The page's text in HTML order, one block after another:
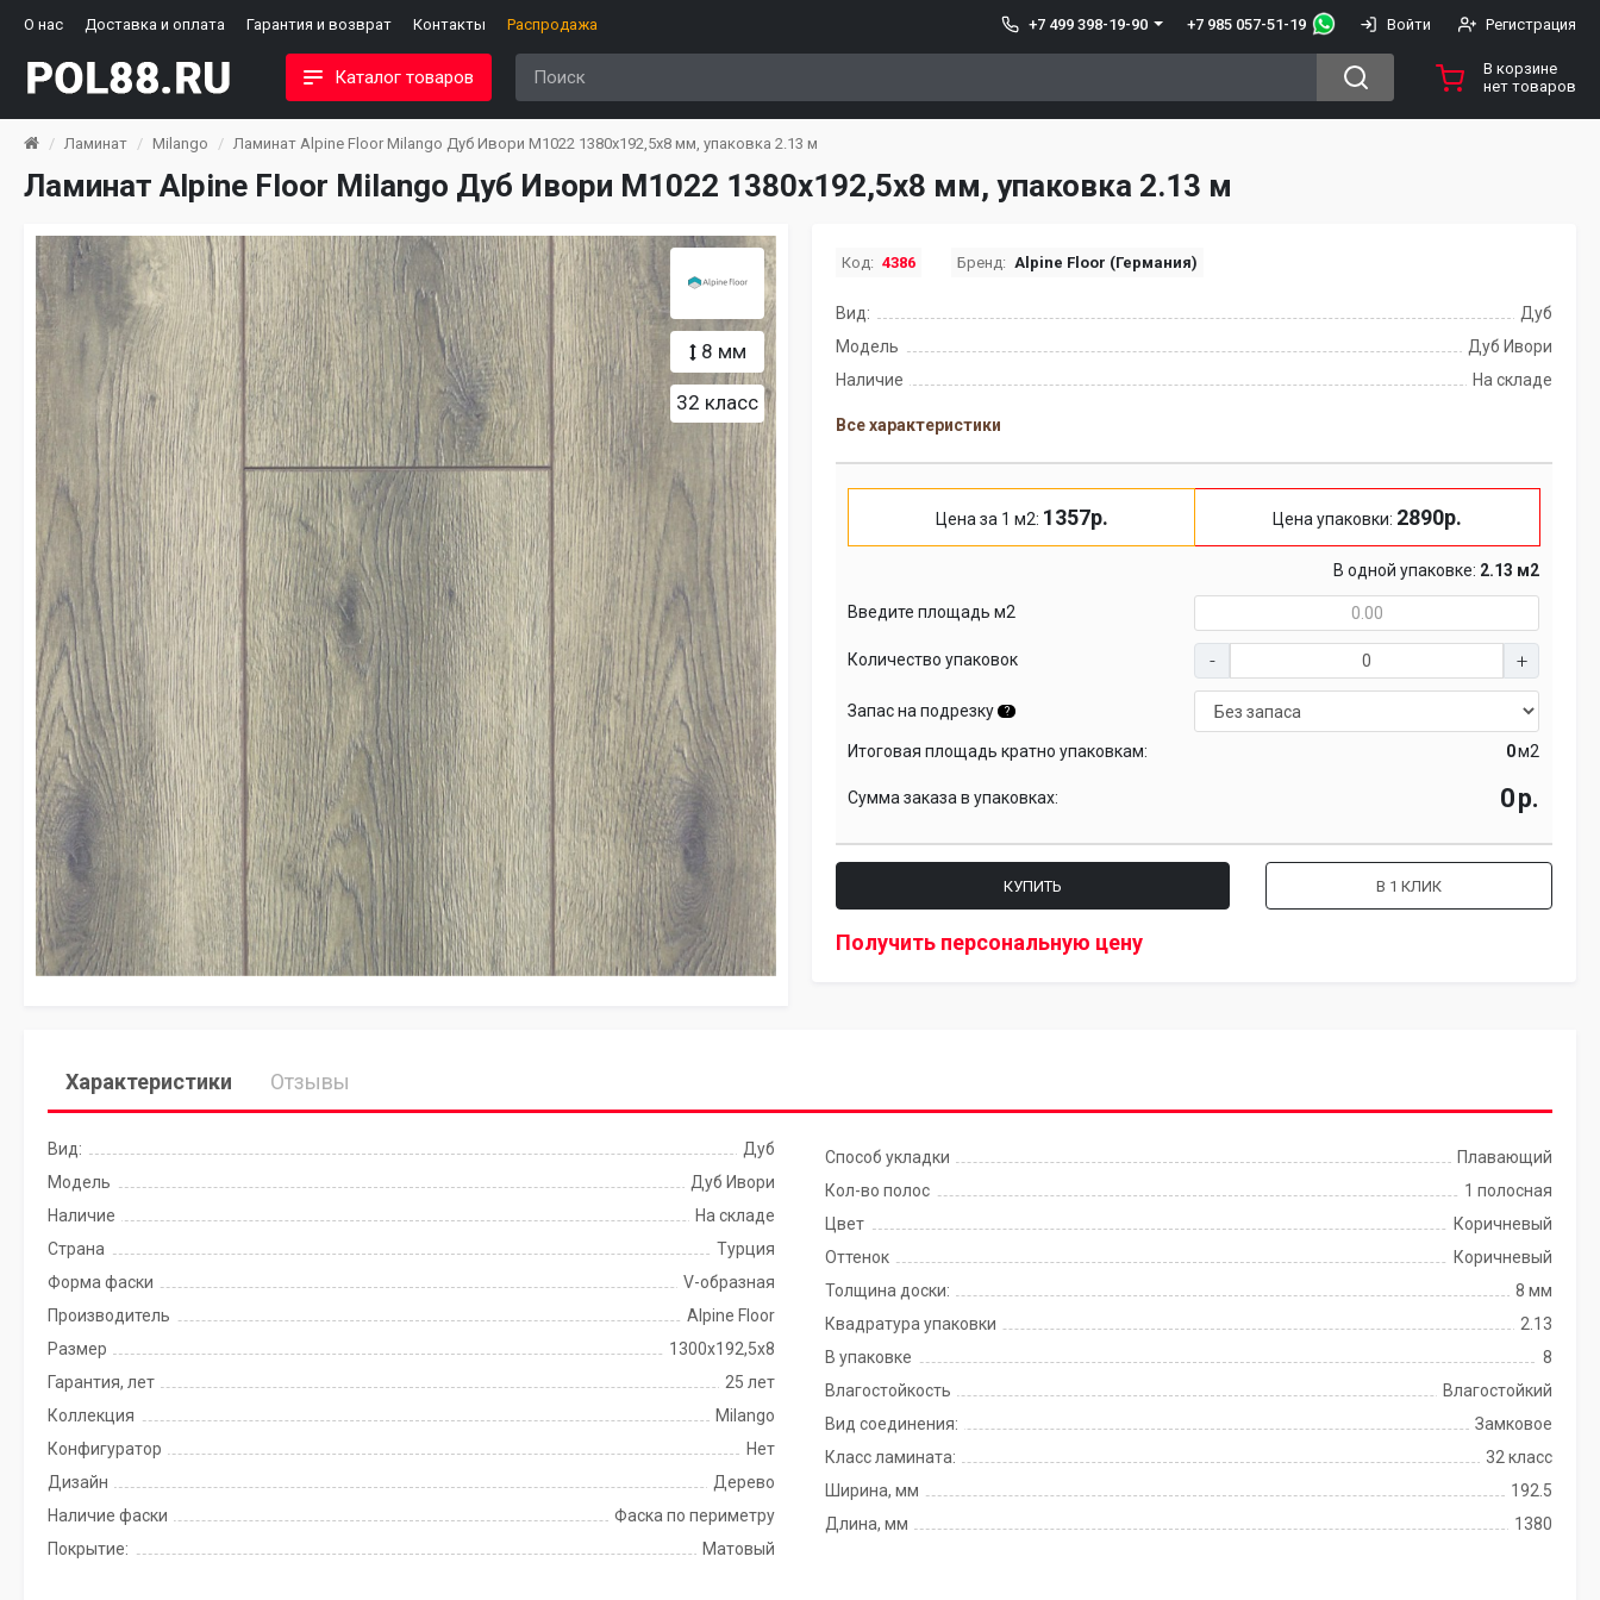
О нас Доставка и оплата Гарантия и возврат Контакты Распродажа +7 499 398-19-90 +7 985 057-51-19 Войти Регистрация
Каталог товаров
В корзине
нет товаров
Ламинат Milango Ламинат Alpine Floor Milango Дуб Ивори M1022 1380х192,5х8 мм, упаковка 2.13 м
Ламинат Alpine Floor Milango Дуб Ивори M1022 1380х192,5х8 мм, упаковка 2.13 м
8 мм
32 класс
Код: 4386 Бренд: Alpine Floor (Германия)
Вид:
Дуб
Модель
Дуб Ивори
Наличие
На складе
Все характеристики
Цена за 1 м2: 1357р. Цена упаковки: 2890р.
В одной упаковке: 2.13 м2
Введите площадь м2
Количество упаковок
Запас на подрезку ?
Итоговая площадь кратно упаковкам: м2
Сумма заказа в упаковках: р.
КУПИТЬ В 1 КЛИК
Получить персональную цену
Характеристики Отзывы
Вид:
Дуб
Модель
Дуб Ивори
Наличие
На складе
Страна
Турция
Форма фаски
V-образная
Производитель
Alpine Floor
Размер
1300х192,5х8
Гарантия, лет
25 лет
Коллекция
Milango
Конфигуратор
Нет
Дизайн
Дерево
Наличие фаски
Фаска по периметру
Покрытие:
Матовый
Способ укладки
Плавающий
Кол-во полос
1 полосная
Цвет
Коричневый
Оттенок
Коричневый
Толщина доски:
8 мм
Квадратура упаковки
2.13
В упаковке
8
Влагостойкость
Влагостойкий
Вид соединения:
Замковое
Класс ламината:
32 класс
Ширина, мм
192.5
Длина, мм
1380